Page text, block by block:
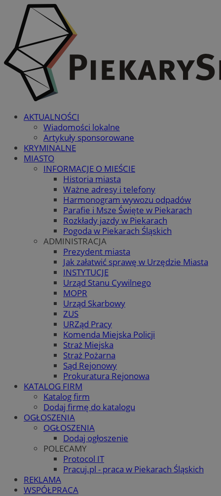
AKTUALNOŚCI
Wiadomości lokalne
Artykuły sponsorowane
KRYMINALNE
MIASTO
INFORMACJE O MIEŚCIE
Historia miasta
Ważne adresy i telefony
Harmonogram wywozu odpadów
Parafie i Msze Święte w Piekarach
Rozkłady jazdy w Piekarach
Pogoda w Piekarach Śląskich
ADMINISTRACJA
Prezydent miasta
Jak załatwić sprawę w Urzędzie Miasta
INSTYTUCJE
Urząd Stanu Cywilnego
MOPR
Urząd Skarbowy
ZUS
URZąd Pracy
Komenda Miejska Policji
Straż Miejska
Straż Pożarna
Sąd Rejonowy
Prokuratura Rejonowa
KATALOG FIRM
Katalog firm
Dodaj firmę do katalogu
OGŁOSZENIA
OGŁOSZENIA
Dodaj ogłoszenie
POLECAMY
Protocol IT
Pracuj.pl - praca w Piekarach Śląskich
REKLAMA
WSPÓŁPRACA